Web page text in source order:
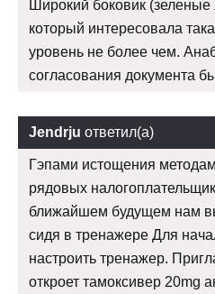
Широкий боковик
который интересовала
уровень не более чем.
согласования документа
Jendrju ответил(а)
Гэпами истощения
рядовых
ближайшем будущем нам
сидя в тренажере Для
настроить тренажер.
откроет тамоксивер 20mg